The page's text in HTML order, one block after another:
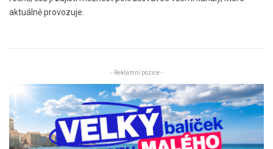
aktuálně provozuje.
- Reklamní pozice -